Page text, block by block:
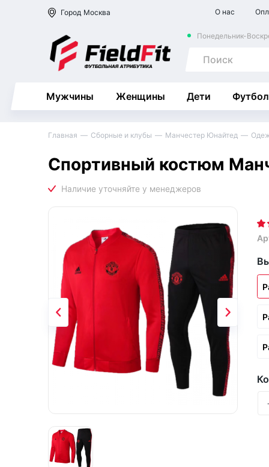
Город Москва О нас
Понедельник-
Мужчины Женщины Дети
Главная Сборные и клубы Манчестер Юнайтед
Спортивный костюм